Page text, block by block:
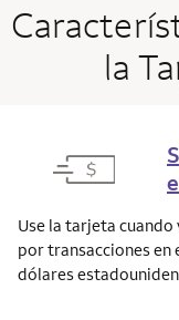
la
Use la tarjeta
por transacciones
dólares